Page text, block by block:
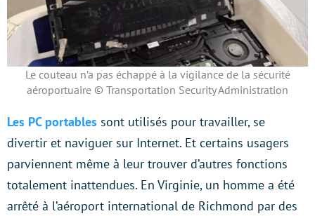
Le couteau n’a pas échappé à la vigilance de la sécurité
aéroportuaire © Transportation Security Administration
Les PC portables sont utilisés pour travailler, se
divertir et naviguer sur Internet. Et certains usagers
parviennent même à leur trouver d’autres fonctions
totalement inattendues. En Virginie, un homme a été
arrêté à l’aéroport international de Richmond par des